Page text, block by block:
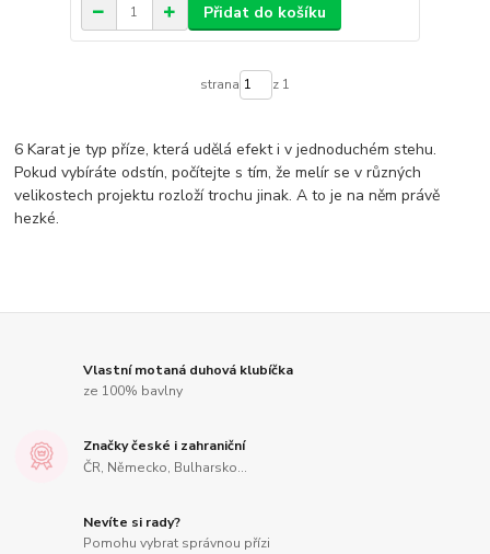
Přidat do košíku
strana z 1
6 Karat je typ příze, která udělá efekt i v jednoduchém stehu.
Pokud vybíráte odstín, počítejte s tím, že melír se v různých
velikostech projektu rozloží trochu jinak. A to je na něm právě
hezké.
Vlastní motaná duhová klubíčka
ze 100% bavlny
Značky české i zahraniční
ČR, Německo, Bulharsko...
Nevíte si rady?
Pomohu vybrat správnou přízi